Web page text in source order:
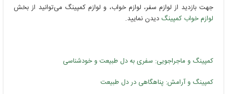
جهت بازدید از لوازم سفر، لوازم خواب، و لوازم کمپینگ می‌توانید از بخش
لوازم خواب کمپینگ دیدن نمایید.
کمپینگ و ماجراجویی: سفری به دل طبیعت و خودشناسی
کمپینگ و آرامش: پناهگاهی در دل طبیعت